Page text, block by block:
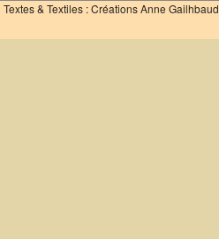
Textes & Textiles : Créations Anne Gailhbaud